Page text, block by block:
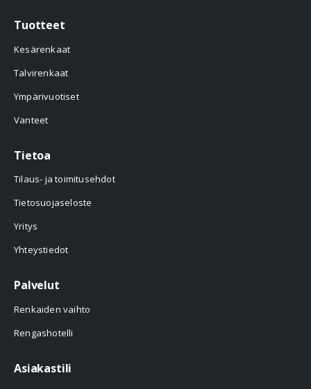
Tuotteet
Kesärenkaat
Talvirenkaat
Ympärivuotiset
Vanteet
Tietoa
Tilaus- ja toimitusehdot
Tietosuojaseloste
Yritys
Yhteystiedot
Palvelut
Renkaiden vaihto
Rengashotelli
Asiakastili